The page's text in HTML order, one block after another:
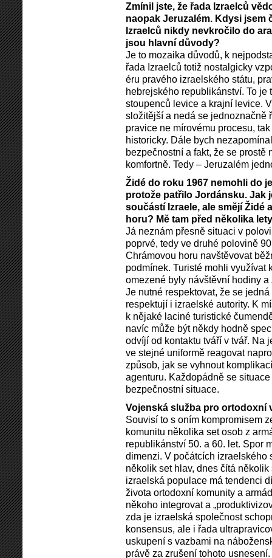
Zmínil jste, že řada Izraelců
naopak Jeruzalém. Kdysi jsem
Izraelců nikdy nevkročilo do
jsou hlavní důvody?
Je to mozaika důvodů, k
řada Izraelců totiž nostalgicky
éru pravého izraelského státu,
hebrejského republikánství. To je
stoupenců levice a krajní levice.
složitější a nedá se jednoznačně
pravice ne mírovému procesu,
historicky. Dále bych
bezpečnostní a fakt, že se
komfortně. Tedy – Jeruzalém
Židé do roku 1967 nemohli do
protože patřilo Jordánsku. Jak
součástí Izraele, ale smějí
horu? Mě tam před několika
Já neznám přesně situaci v
poprvé, tedy ve druhé polovině
Chrámovou horu navštěvovat
podmínek. Turisté mohli využívat
omezené byly návštěvní hodiny a
Je nutné respektovat, že se
respektují i izraelské autority. K
k nějaké laciné turistické
navíc může být někdy hodně
odvíjí od kontaktu tváří v tvář. Na
ve stejné uniformě reagovat
způsob, jak se vyhnout
agenturu. Každopádně se
bezpečnostní situace.
Vojenská služba pro ortodoxní
Souvisí to s oním kompromisem
komunitu několika set osob z
republikánství 50. a 60. let. Spor
dimenzi. V počátcích izraelského
několik set hlav, dnes čítá
izraelská populace má tendenci
života ortodoxní komunity a
někoho integrovat a
zda je izraelská společnost
konsensus, ale i řada
uskupení s vazbami na
právě za zrušení tohoto usnesení.